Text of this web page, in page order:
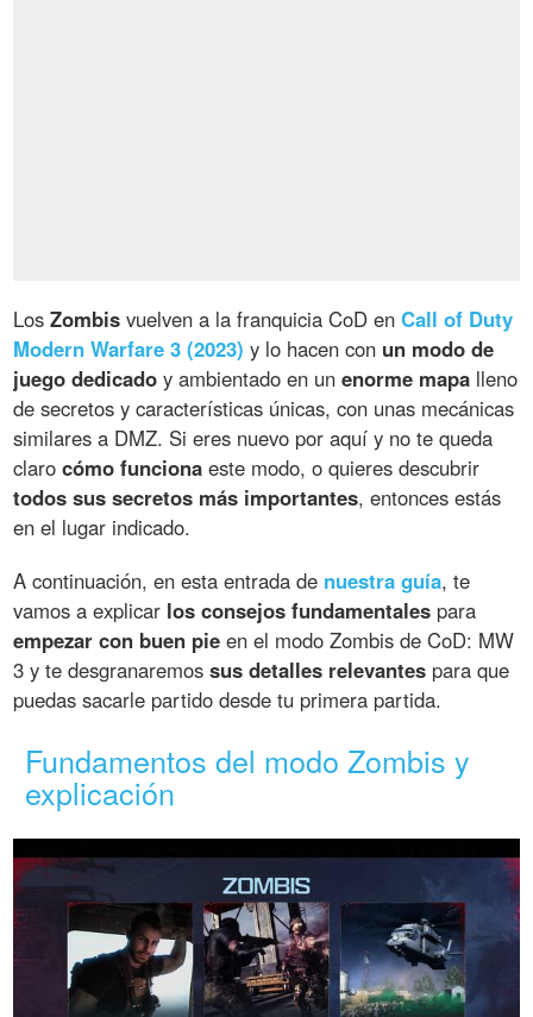
LosZombis vuelven a la franquicia CoD enCall of Duty
Modern Warfare 3 (2023) y lo hacen con un modo de
juego dedicado y ambientado en unenorme mapa lleno
de secretos y características únicas, con unas mecánicas
similares a DMZ. Si eres nuevo por aquí y no te queda
clarocómo funciona este modo, o quieres descubrir
todos sus secretos más importantes, entonces estás
en el lugar indicado.
A continuación, en esta entrada de nuestra guía, te
vamos a explicar los consejos fundamentales para
empezar con buen pie en el modo Zombis de CoD: MW
3 y te desgranaremossus detalles relevantes para que
puedas sacarle partido desde tu primera partida.
Fundamentos del modo Zombis y
explicación